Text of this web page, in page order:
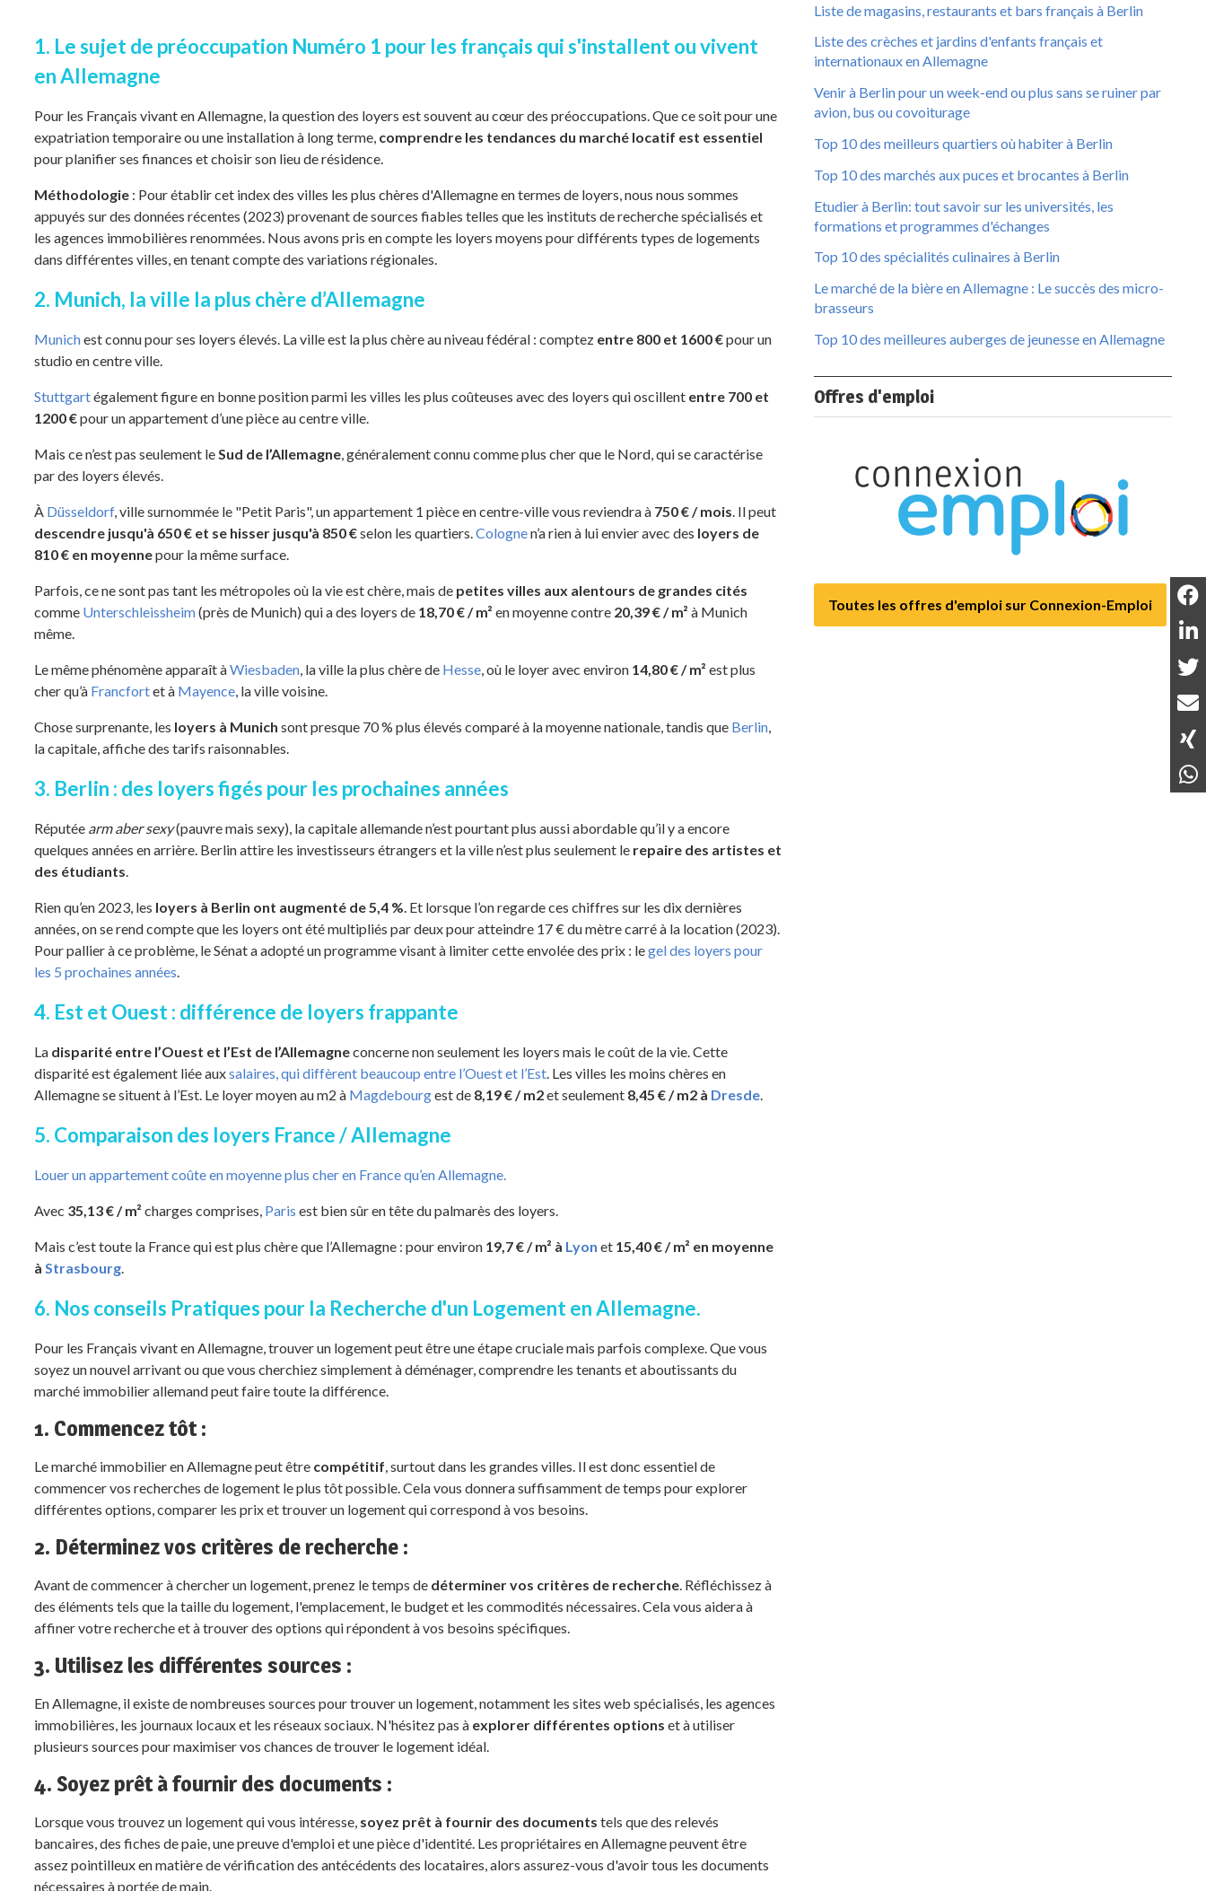
1. Le sujet de préoccupation Numéro 1 pour les français qui s'installent ou vivent
en Allemagne
Pour les Français vivant en Allemagne, la question des loyers est souvent au cœur des préoccupations. Que ce soit pour une
expatriation temporaire ou une installation à long terme, comprendre les tendances du marché locatif est essentiel
pour planifier ses finances et choisir son lieu de résidence.
Méthodologie : Pour établir cet index des villes les plus chères d'Allemagne en termes de loyers, nous nous sommes
appuyés sur des données récentes (2023) provenant de sources fiables telles que les instituts de recherche spécialisés et
les agences immobilières renommées. Nous avons pris en compte les loyers moyens pour différents types de logements
dans différentes villes, en tenant compte des variations régionales.
2. Munich, la ville la plus chère d’Allemagne
Munichest connu pour ses loyers élevés. La ville est la plus chère au niveau fédéral : comptez entre 800 et 1600 €pour un
studio en centre ville.
Stuttgartégalement figure en bonne position parmi les villes les plus coûteuses avec des loyers qui oscillent entre 700 et
1200 €pour un appartement d’une pièce au centre ville.
Mais ce n’est pas seulement leSud de l’Allemagne, généralement connu comme plus cher que le Nord, qui se caractérise
par des loyers élevés.
À Düsseldorf, ville surnommée le "Petit Paris", un appartement 1 pièce en centre-ville vous reviendra à 750 € / mois. Il peut
descendre jusqu'à 650 € et se hisser jusqu'à 850 €selon les quartiers.Colognen’a rien à lui envier avec des loyers de
810 € en moyennepour la même surface.
Parfois, ce ne sont pas tant les métropoles où la vie est chère, mais de petites villes aux alentours de grandes cités
comme Unterschleissheim(près de Munich) qui a des loyers de 18,70 € / m² en moyenne contre 20,39 € / m² à Munich
même.
Le même phénomène apparaît àWiesbaden, la ville la plus chère de Hesse, où le loyer avec environ 14,80 € / m² est plus
cher qu’à Francfortet à Mayence, la ville voisine.
Chose surprenante, les loyers à Munich sont presque 70 % plus élevés comparé à la moyenne nationale, tandis que Berlin,
la capitale, affiche des tarifs raisonnables.
3. Berlin : des loyers figés pour les prochaines années
Réputée arm aber sexy(pauvre mais sexy), la capitale allemande n’est pourtant plus aussi abordable qu’il y a encore
quelques années en arrière. Berlin attire les investisseurs étrangers et la ville n’est plus seulement le repaire des artistes et
des étudiants.
Rien qu’en 2023, les loyers à Berlin ont augmenté de 5,4 %. Et lorsque l’on regarde ces chiffres sur les dix dernières
années, on se rend compte que les loyers ont été multipliés par deux pour atteindre 17 € du mètre carré à la location (2023).
Pour pallier à ce problème, le Sénat a adopté un programme visant à limiter cette envolée des prix : legel des loyers pour
les 5 prochaines années.
4. Est et Ouest : différence de loyers frappante
La disparité entre l’Ouest et l’Est de l’Allemagneconcerne non seulement les loyers mais le coût de la vie. Cette
disparité est également liée auxsalaires, qui diffèrent beaucoup entre l’Ouest et l’Est. Les villes les moins chères en
Allemagne se situent à l’Est. Le loyer moyen au m2 à Magdebourgest de 8,19 € / m2et seulement 8,45 € / m2 à Dresde.
5. Comparaison des loyers France / Allemagne
Louer un appartement coûte en moyenne plus cher en France qu’en Allemagne.
Avec 35,13 € / m² charges comprises, Paris est bien sûr en tête du palmarès des loyers.
Mais c’est toute la France qui est plus chère que l’Allemagne : pour environ 19,7 € / m² à Lyon et 15,40 € / m² en moyenne
à Strasbourg.
6. Nos conseils Pratiques pour la Recherche d'un Logement en Allemagne.
Pour les Français vivant en Allemagne, trouver un logement peut être une étape cruciale mais parfois complexe. Que vous
soyez un nouvel arrivant ou que vous cherchiez simplement à déménager, comprendre les tenants et aboutissants du
marché immobilier allemand peut faire toute la différence.
1. Commencez tôt :
Le marché immobilier en Allemagne peut être compétitif, surtout dans les grandes villes. Il est donc essentiel de
commencer vos recherches de logement le plus tôt possible. Cela vous donnera suffisamment de temps pour explorer
différentes options, comparer les prix et trouver un logement qui correspond à vos besoins.
2. Déterminez vos critères de recherche :
Avant de commencer à chercher un logement, prenez le temps de déterminer vos critères de recherche. Réfléchissez à
des éléments tels que la taille du logement, l'emplacement, le budget et les commodités nécessaires. Cela vous aidera à
affiner votre recherche et à trouver des options qui répondent à vos besoins spécifiques.
3. Utilisez les différentes sources :
En Allemagne, il existe de nombreuses sources pour trouver un logement, notamment les sites web spécialisés, les agences
immobilières, les journaux locaux et les réseaux sociaux. N'hésitez pas à explorer différentes options et à utiliser
plusieurs sources pour maximiser vos chances de trouver le logement idéal.
4. Soyez prêt à fournir des documents :
Lorsque vous trouvez un logement qui vous intéresse, soyez prêt à fournir des documents tels que des relevés
bancaires, des fiches de paie, une preuve d'emploi et une pièce d'identité. Les propriétaires en Allemagne peuvent être
assez pointilleux en matière de vérification des antécédents des locataires, alors assurez-vous d'avoir tous les documents
nécessaires à portée de main.
Liste de magasins, restaurants et bars français à Berlin
Liste des crèches et jardins d'enfants français et
internationaux en Allemagne
Venir à Berlin pour un week-end ou plus sans se ruiner par
avion, bus ou covoiturage
Top 10 des meilleurs quartiers où habiter à Berlin
Top 10 des marchés aux puces et brocantes à Berlin
Etudier à Berlin: tout savoir sur les universités, les
formations et programmes d'échanges
Top 10 des spécialités culinaires à Berlin
Le marché de la bière en Allemagne : Le succès des micro-
brasseurs
Top 10 des meilleures auberges de jeunesse en Allemagne
Offres d'emploi
Toutes les offres d'emploi sur Connexion-Emploi